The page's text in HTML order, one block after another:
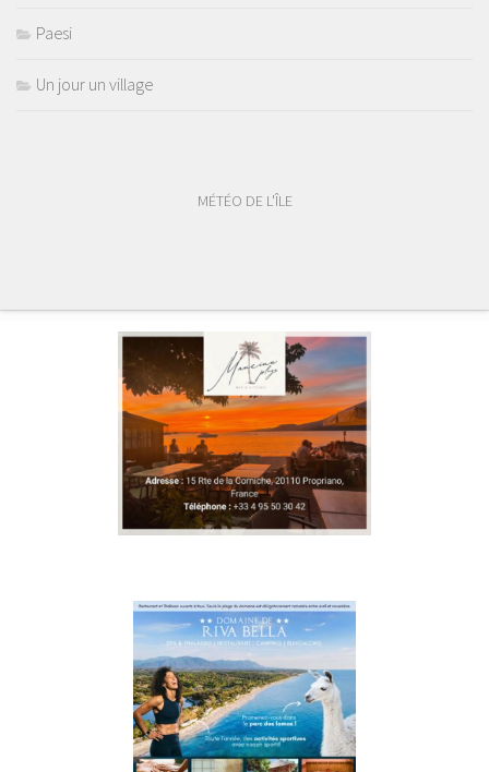
Paesi
Un jour un village
MÉTÉO DE L'ÎLE